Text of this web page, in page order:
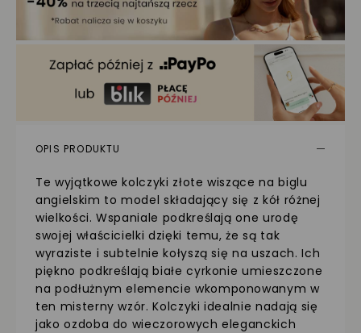
OPIS PRODUKTU
Te wyjątkowe kolczyki złote wiszące na biglu
angielskim to model składający się z kół różnej
wielkości. Wspaniale podkreślają one urodę
swojej właścicielki dzięki temu, że są tak
wyraziste i subtelnie kołyszą się na uszach. Ich
piękno podkreślają białe cyrkonie umieszczone
na podłużnym elemencie wkomponowanym w
ten misterny wzór. Kolczyki idealnie nadają się
jako ozdoba do wieczorowych eleganckich